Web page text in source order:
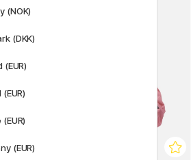
(NOK)
(DKK)
(EUR)
(EUR)